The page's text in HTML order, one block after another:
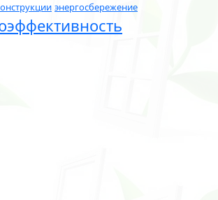
энергосбережение